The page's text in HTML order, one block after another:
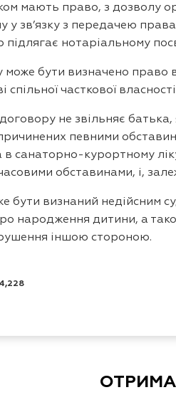
мають право, з дозволу
у зв’язку з передачею
нотаріальному
бути визначено право
часткової
не звільняє
певними
санаторно-курортному
обставинами, і,
бути визнаний недійсним
народження дитини, а
іншою стороною.